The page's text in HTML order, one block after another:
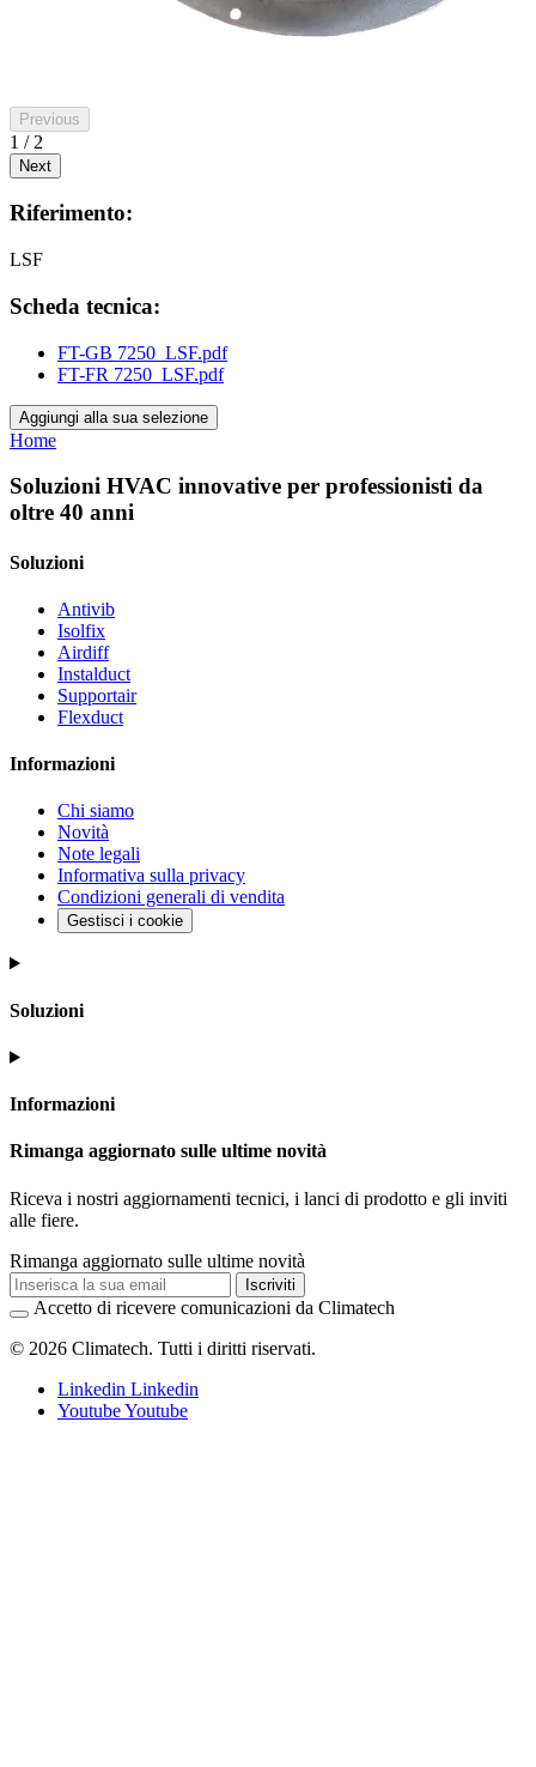
Previous
1 / 2
Next
Riferimento:
LSF
Scheda tecnica:
FT-GB 7250_LSF.pdf
FT-FR 7250_LSF.pdf
Aggiungi alla sua selezione
Home
Soluzioni HVAC innovative per professionisti da
oltre 40 anni
Soluzioni
Antivib
Isolfix
Airdiff
Instalduct
Supportair
Flexduct
Informazioni
Chi siamo
Novità
Note legali
Informativa sulla privacy
Condizioni generali di vendita
Gestisci i cookie
Soluzioni
Informazioni
Rimanga aggiornato sulle ultime novità
Riceva i nostri aggiornamenti tecnici, i lanci di prodotto e gli inviti
alle fiere.
Rimanga aggiornato sulle ultime novità
Iscriviti
Accetto di ricevere comunicazioni da Climatech
© 2026 Climatech. Tutti i diritti riservati.
Linkedin Linkedin
YoutubeYoutube